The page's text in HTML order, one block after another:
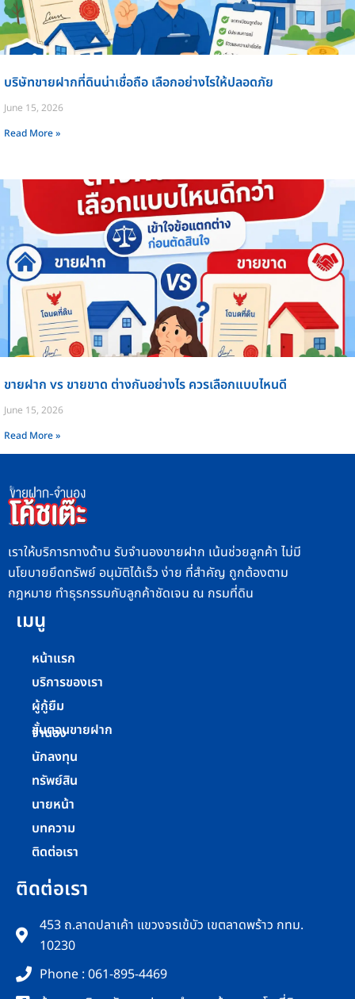
บริษัทขายฝากที่ดินน่าเชื่อถือ เลือกอย่างไรให้ปลอดภัย
June 15, 2026
Read More »
ขายฝาก vs ขายขาด ต่างกันอย่างไร ควรเลือกแบบไหนดี
June 15, 2026
Read More »
เราให้บริการทางด้าน รับจำนองขายฝาก เน้นช่วยลูกค้า ไม่มี
นโยบายยึดทรัพย์ อนุมัติได้เร็ว ง่าย ที่สำคัญ ถูกต้องตาม
กฎหมาย ทำธุรกรรมกับลูกค้าชัดเจน ณ กรมที่ดิน
เมนู
หน้าแรก
บริการของเรา
ผู้กู้ยืม
ขั้นตอนขายฝาก
จำนอง
นักลงทุน
ทรัพย์สิน
นายหน้า
บทความ
ติดต่อเรา
ติดต่อเรา
453 ถ.ลาดปลาเค้า แขวงจรเข้บัว เขตลาดพร้าว กทม.
10230
Phone : 061-895-4469